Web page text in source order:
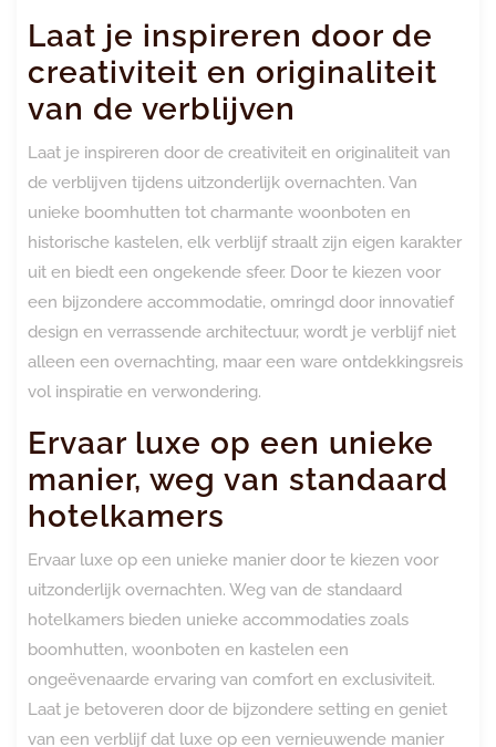
Laat je inspireren door de
creativiteit en originaliteit
van de verblijven
Laat je inspireren door de creativiteit en originaliteit van
de verblijven tijdens uitzonderlijk overnachten. Van
unieke boomhutten tot charmante woonboten en
historische kastelen, elk verblijf straalt zijn eigen karakter
uit en biedt een ongekende sfeer. Door te kiezen voor
een bijzondere accommodatie, omringd door innovatief
design en verrassende architectuur, wordt je verblijf niet
alleen een overnachting, maar een ware ontdekkingsreis
vol inspiratie en verwondering.
Ervaar luxe op een unieke
manier, weg van standaard
hotelkamers
Ervaar luxe op een unieke manier door te kiezen voor
uitzonderlijk overnachten. Weg van de standaard
hotelkamers bieden unieke accommodaties zoals
boomhutten, woonboten en kastelen een
ongeëvenaarde ervaring van comfort en exclusiviteit.
Laat je betoveren door de bijzondere setting en geniet
van een verblijf dat luxe op een vernieuwende manier